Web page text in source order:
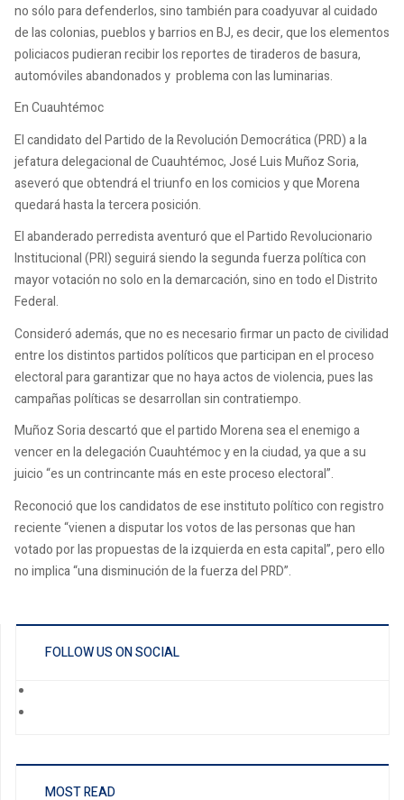
no sólo para defenderlos, sino también para coadyuvar al cuidado
de las colonias, pueblos y barrios en BJ, es decir, que los elementos
policiacos pudieran recibir los reportes de tiraderos de basura,
automóviles abandonados y problema con las luminarias.
En Cuauhtémoc
El candidato del Partido de la Revolución Democrática (PRD) a la
jefatura delegacional de Cuauhtémoc, José Luis Muñoz Soria,
aseveró que obtendrá el triunfo en los comicios y que Morena
quedará hasta la tercera posición.
El abanderado perredista aventuró que el Partido Revolucionario
Institucional (PRI) seguirá siendo la segunda fuerza política con
mayor votación no solo en la demarcación, sino en todo el Distrito
Federal.
Consideró además, que no es necesario firmar un pacto de civilidad
entre los distintos partidos políticos que participan en el proceso
electoral para garantizar que no haya actos de violencia, pues las
campañas políticas se desarrollan sin contratiempo.
Muñoz Soria descartó que el partido Morena sea el enemigo a
vencer en la delegación Cuauhtémoc y en la ciudad, ya que a su
juicio “es un contrincante más en este proceso electoral”.
Reconoció que los candidatos de ese instituto político con registro
reciente “vienen a disputar los votos de las personas que han
votado por las propuestas de la izquierda en esta capital”, pero ello
no implica “una disminución de la fuerza del PRD”.
FOLLOW US ON SOCIAL
MOST READ